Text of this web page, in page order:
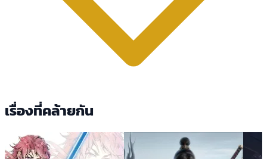
เรื่องที่คล้ายกัน